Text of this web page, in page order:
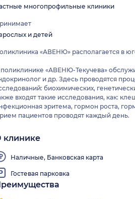
многопрофильные клиники
и детей
«АВЕНЮ» располагается в
«АВЕНЮ-Текучева»
и др. Здесь проводятся
биохимических,
входят такие исследования, как:
эритема, гормон роста,
пациентов проводят каждый день.
клинике
Наличные, Банковская карта
Гостевая парковка